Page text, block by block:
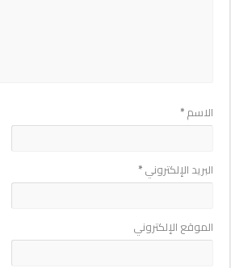
الاسم*
البريد الإلكتروني*
الموقع الإلكتروني